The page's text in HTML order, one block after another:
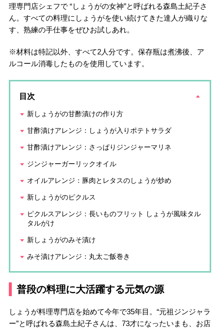
理専門店シェフで “しょうがの女神”と呼ばれる森島土紀子さ
ん。すべての料理にしょうがを使い続けてきた達人が織りな
す、熟練の手仕事をぜひお試しあれ。
※材料は特記以外、すべて2人分です。保存瓶は煮沸後、ア
ルコール消毒したものを使用しています。
目次
新しょうがの甘酢漬けの作り方
甘酢漬けアレンジ：しょうが入りポテトサラダ
甘酢漬けアレンジ：さっぱりジンジャーマリネ
ジンジャーガーリックオイル
オイルアレンジ：豚肉とレタスのしょうが炒め
新しょうがのピクルス
ピクルスアレンジ：長いものフリット しょうが風味タル
タルがけ
新しょうがのみそ漬け
みそ漬けアレンジ：丸太ご飯巻き
普段の料理に大活躍する元気の源
しょうが料理専門店を始めて今年で35年目。“元祖ジンジャラ
ー”と呼ばれる森島土紀子さんは、73才になったいまも、お店